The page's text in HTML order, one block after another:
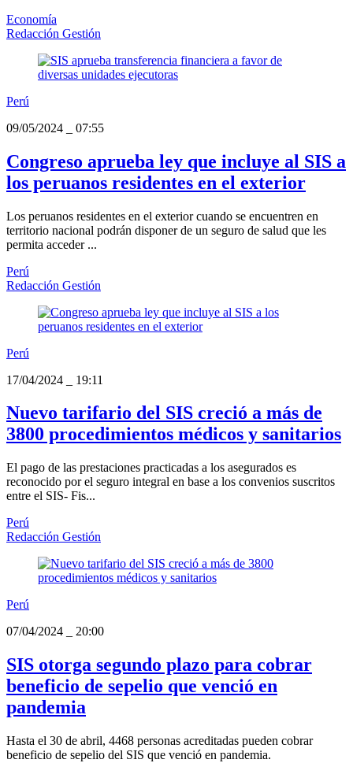
Economía
Redacción Gestión
Perú
09/05/2024
07:55
Congreso aprueba ley que incluye al SIS a
los peruanos residentes en el exterior
Los peruanos residentes en el exterior cuando se encuentren en
territorio nacional podrán disponer de un seguro de salud que les
permita acceder ...
Perú
Redacción Gestión
Perú
17/04/2024
19:11
Nuevo tarifario del SIS creció a más de
3800 procedimientos médicos y sanitarios
El pago de las prestaciones practicadas a los asegurados es
reconocido por el seguro integral en base a los convenios suscritos
entre el SIS- Fis...
Perú
Redacción Gestión
Perú
07/04/2024
20:00
SIS otorga segundo plazo para cobrar
beneficio de sepelio que venció en
pandemia
Hasta el 30 de abril, 4468 personas acreditadas pueden cobrar
beneficio de sepelio del SIS que venció en pandemia.